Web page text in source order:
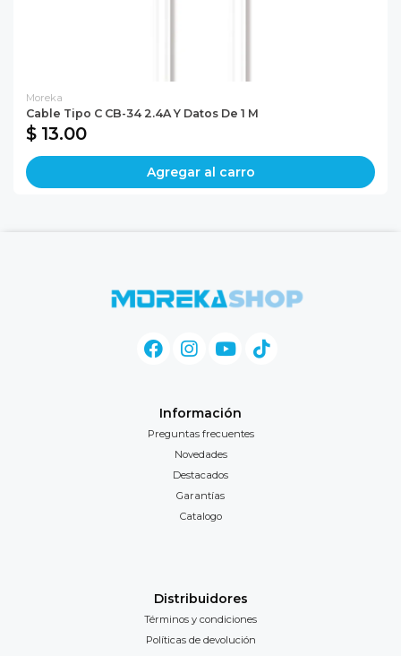
Moreka
Cable Tipo C CB-34 2.4A Y Datos De 1 M
$ 13.00
Agregar al carro
Información
Preguntas frecuentes
Novedades
Destacados
Garantías
Catalogo
Distribuidores
Términos y condiciones
Políticas de devolución